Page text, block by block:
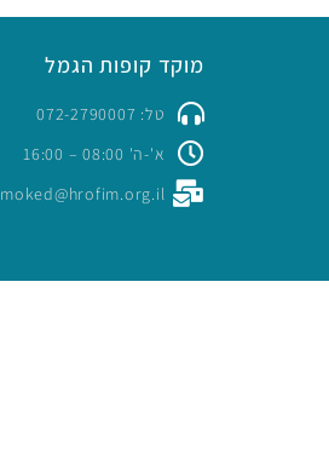
מוקד קופות הגמל
טל: 072-2790007
א'-ה' 08:00 – 16:00
moked@hrofim.org.il